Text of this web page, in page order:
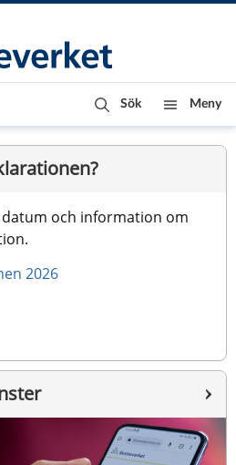
Sök Meny
och information om
2026